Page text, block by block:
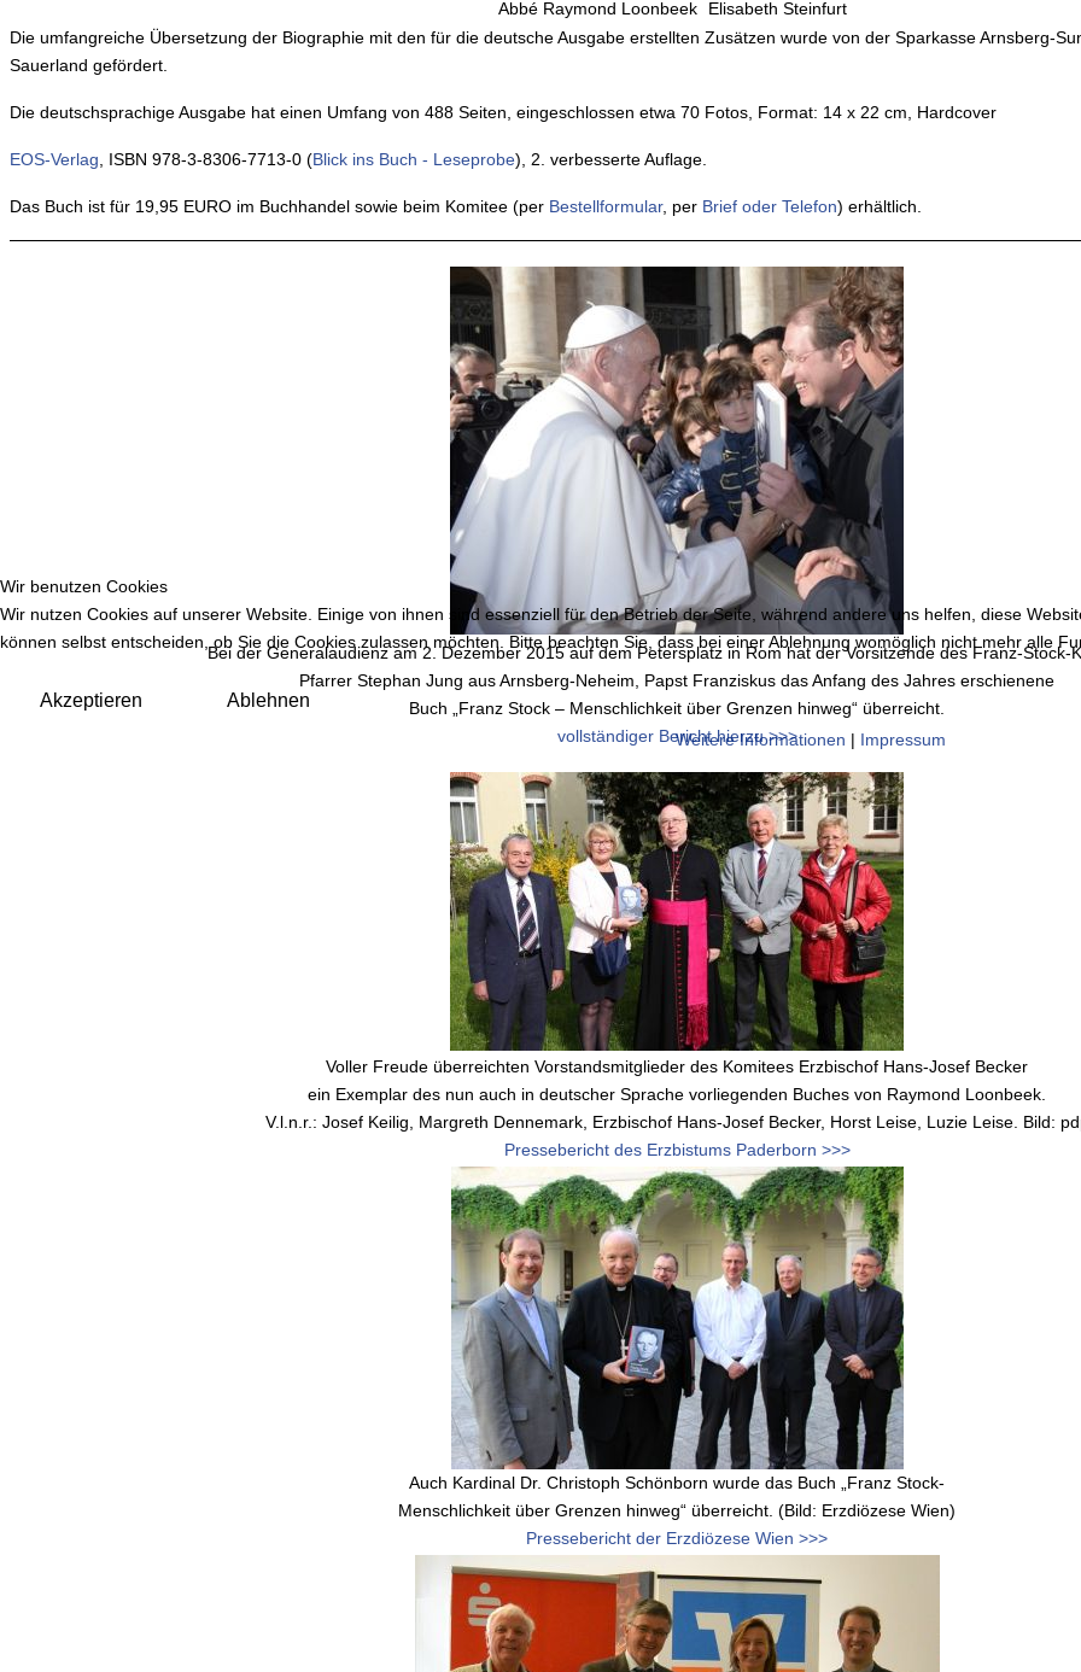
Abbé Raymond Loonbeek
Elisabeth Steinfurt
Die umfangreiche Übersetzung der Biographie mit den für die deutsche Ausgabe erstellten Zusätzen wurde von der Sparkasse Arnsberg-
Sauerland gefördert.
Die deutschsprachige Ausgabe hat einen Umfang von 488 Seiten, eingeschlossen etwa 70 Fotos, Format: 14 x 22 cm, Hardcover
EOS-Verlag , ISBN 978-3-8306-7713-0 (Blick ins Buch - Leseprobe), 2. verbesserte Auflage.
Das Buch ist für 19,95 EURO im Buchhandel sowie beim Komitee (per Bestellformular, per Brief oder Telefon) erhältlich.
Bei der Generalaudienz am 2. Dezember 2015 auf dem Petersplatz in Rom hat der Vorsitzende des Franz-Stock-
Pfarrer Stephan Jung aus Arnsberg-Neheim, Papst Franziskus das Anfang des Jahres erschienene
Buch „Franz Stock – Menschlichkeit über Grenzen hinweg“ überreicht.
vollständiger Bericht hierzu >>>
Voller Freude überreichten Vorstandsmitglieder des Komitees Erzbischof Hans-Josef Becker
ein Exemplar des nun auch in deutscher Sprache vorliegenden Buches von Raymond Loonbeek.
V.l.n.r.: Josef Keilig, Margreth Dennemark, Erzbischof Hans-Josef Becker, Horst Leise, Luzie Leise. Bild:
Pressebericht des Erzbistums Paderborn >>>
Auch Kardinal Dr. Christoph Schönborn wurde das Buch „Franz Stock-
Menschlichkeit über Grenzen hinweg“ überreicht. (Bild: Erzdiözese Wien)
Pressebericht der Erzdiözese Wien >>>
Wir benutzen Cookies
Wir nutzen Cookies auf unserer Website. Einige von ihnen sind essenziell für den Betrieb der Seite, während andere uns helfen, diese
können selbst entscheiden, ob Sie die Cookies zulassen möchten. Bitte beachten Sie, dass bei einer Ablehnung womöglich nicht mehr alle
Akzeptieren Ablehnen
Weitere Informationen | Impressum